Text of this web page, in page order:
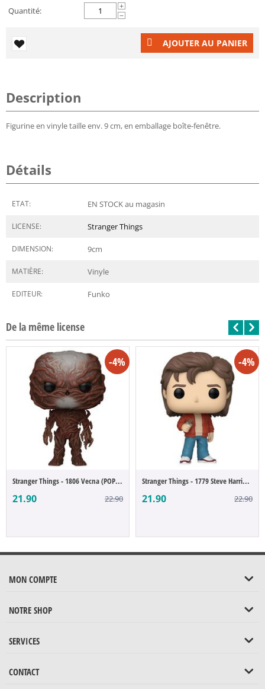
Quantité:
+
−
AJOUTER AU PANIER
Description
Figurine en vinyle taille env. 9 cm, en emballage boîte-fenêtre.
Détails
ETAT: EN STOCK au magasin
LICENSE: Stranger Things
DIMENSION: 9cm
MATIÈRE: Vinyle
EDITEUR: Funko
De la même license
-4%
Stranger Things - 1806 Vecna (POP Figure)
21.90 22.90
-4%
Stranger Things - 1779 Steve Harrington (...
21.90 22.90
MON COMPTE
NOTRE SHOP
SERVICES
CONTACT